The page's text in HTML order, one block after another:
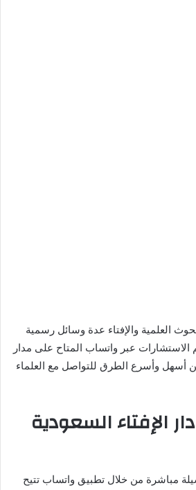
العلمية والإفتاء عدة وسائل رسمية
الاستشارات عبر واتساب المتاح على مدار
من أسهل وأسرع الطرق للتواصل مع العلماء
الإفتاء السعودية
مباشرة من خلال تطبيق واتساب تتيح